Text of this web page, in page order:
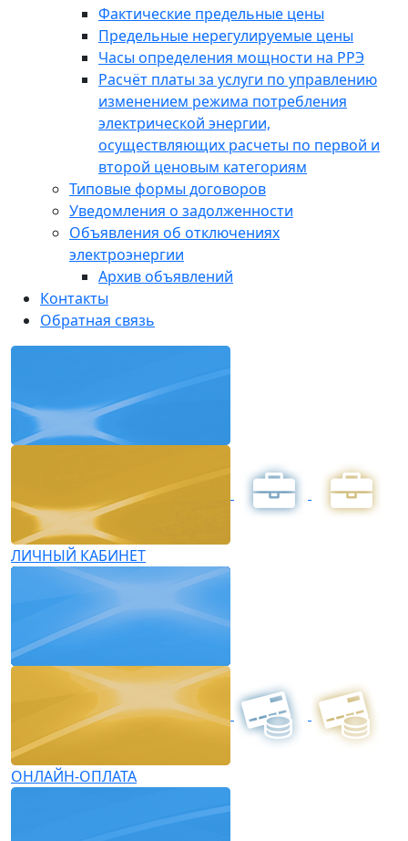
Фактические предельные цены
Предельные нерегулируемые цены
Часы определения мощности на РРЭ
Расчёт платы за услуги по управлению
изменением режима потребления
электрической энергии,
осуществляющих расчеты по первой и
второй ценовым категориям
Типовые формы договоров
Уведомления о задолженности
Объявления об отключениях
электроэнергии
Архив объявлений
Контакты
Обратная связь
ЛИЧНЫЙ КАБИНЕТ
ОНЛАЙН-ОПЛАТА